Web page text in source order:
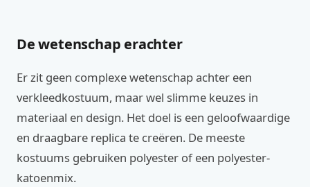
De wetenschap erachter
Er zit geen complexe wetenschap achter een
verkleedkostuum, maar wel slimme keuzes in
materiaal en design. Het doel is een geloofwaardige
en draagbare replica te creëren. De meeste
kostuums gebruiken polyester of een polyester-
katoenmix.